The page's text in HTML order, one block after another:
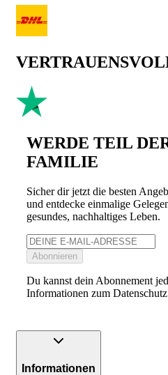
WERDE TEIL
FAMILIE
Sicher dir jetzt die besten
und entdecke einmalige
gesundes, nachhaltiges Leben.
Abonnieren
Du kannst dein Abonnement
Informationen zum
Informationen